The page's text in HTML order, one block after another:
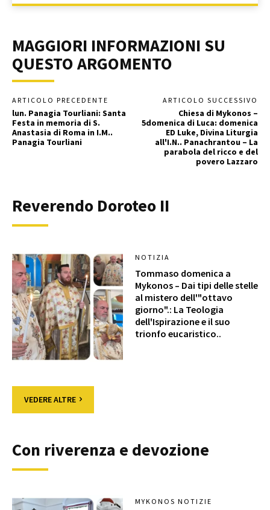
MAGGIORI INFORMAZIONI SU
QUESTO ARGOMENTO
ARTICOLO PRECEDENTE
lun. Panagia Tourliani: Santa
Festa in memoria di S.
Anastasia di Roma in I.M..
Panagia Tourliani
ARTICOLO SUCCESSIVO
Chiesa di Mykonos –
5domenica di Luca: domenica
ED Luke, Divina Liturgia
all'I.N.. Panachrantou – La
parabola del ricco e del
povero Lazzaro
Reverendo Doroteo II
NOTIZIA
Tommaso domenica a
Mykonos – Dai tipi delle stelle
al mistero dell'"ottavo
giorno".: La Teologia
dell'Ispirazione e il suo
trionfo eucaristico..
VEDERE ALTRE
Con riverenza e devozione
MYKONOS NOTIZIE